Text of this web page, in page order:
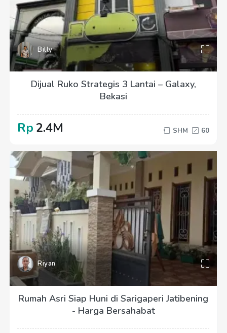
Billy
Dijual Ruko Strategis 3 Lantai – Galaxy,
Bekasi
Rp 2.4M SHM 60
Riyan
Rumah Asri Siap Huni di Sarigaperi Jatibening
- Harga Bersahabat